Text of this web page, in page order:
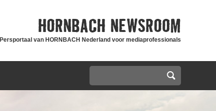
HORNBACH NEWSROOM
Persportaal van HORNBACH Nederland voor mediaprofessionals